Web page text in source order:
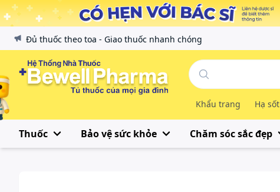
Đủ thuốc theo toa - Giao thuốc nhanh chóng
Khẩu trang Hạ sốt
Thuốc Bảo vệ sức khỏe Chăm sóc sắc đẹp